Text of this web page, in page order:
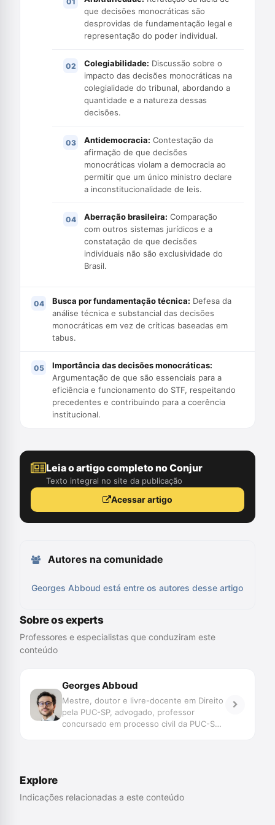
que decisões monocráticas são
desprovidas de fundamentação legal e
representação do poder individual.
Colegiabilidade: Discussão sobre o
impacto das decisões monocráticas na
colegialidade do tribunal, abordando a
quantidade e a natureza dessas
decisões.
Antidemocracia: Contestação da
afirmação de que decisões
monocráticas violam a democracia ao
permitir que um único ministro declare
a inconstitucionalidade de leis.
Aberração brasileira: Comparação
com outros sistemas jurídicos e a
constatação de que decisões
individuais não são exclusividade do
Brasil.
Busca por fundamentação técnica: Defesa da
análise técnica e substancial das decisões
monocráticas em vez de críticas baseadas em
tabus.
Importância das decisões monocráticas:
Argumentação de que são essenciais para a
eficiência e funcionamento do STF, respeitando
precedentes e contribuindo para a coerência
institucional.
Leia o artigo completo no Conjur
Texto integral no site da publicação
Acessar artigo
Autores na comunidade
Georges Abboud está entre os autores desse artigo
Sobre os experts
Professores e especialistas que conduziram este
conteúdo
Georges Abboud
Mestre, doutor e livre-docente em Direito
pela PUC-SP, advogado, professor
concursado em processo civil da PUC-SP
experiência na advocacia e consultoria em
Explore
Indicações relacionadas a este conteúdo